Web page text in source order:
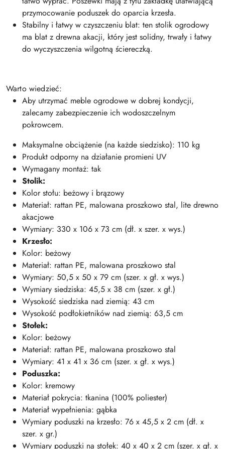
przymocowanie poduszek do oparcia krzesła.
Stabilny i łatwy w czyszczeniu blat: ten stolik ogrodowy
ma blat z drewna akacji, który jest solidny, trwały i łatwy
do wyczyszczenia wilgotną ściereczką.
Warto wiedzieć:
Aby utrzymać meble ogrodowe w dobrej kondycji,
zalecamy zabezpieczenie ich wodoszczelnym
pokrowcem.
Maksymalne obciążenie (na każde siedzisko): 110 kg
Produkt odporny na działanie promieni UV
Wymagany montaż: tak
Stolik:
Kolor stołu: beżowy i brązowy
Materiał: rattan PE, malowana proszkowo stal, lite drewno
akacjowe
Wymiary: 330 x 106 x 73 cm (dł. x szer. x wys.)
Krzesło:
Kolor: beżowy
Materiał: rattan PE, malowana proszkowo stal
Wymiary: 50,5 x 50 x 79 cm (szer. x gł. x wys.)
Wymiary siedziska: 45,5 x 38 cm (szer. x gł.)
Wysokość siedziska nad ziemią: 43 cm
Wysokość podłokietników nad ziemią: 63,5 cm
Stołek:
Kolor: beżowy
Materiał: rattan PE, malowana proszkowo stal
Wymiary: 41 x 41 x 36 cm (szer. x gł. x wys.)
Poduszka:
Kolor: kremowy
Materiał pokrycia: tkanina (100% poliester)
Materiał wypełnienia: gąbka
Wymiary poduszki na krzesło: 76 x 45,5 x 2 cm (dł. x
szer. x gr.)
Wymiary poduszki na stołek: 40 x 40 x 2 cm (szer. x gł. x